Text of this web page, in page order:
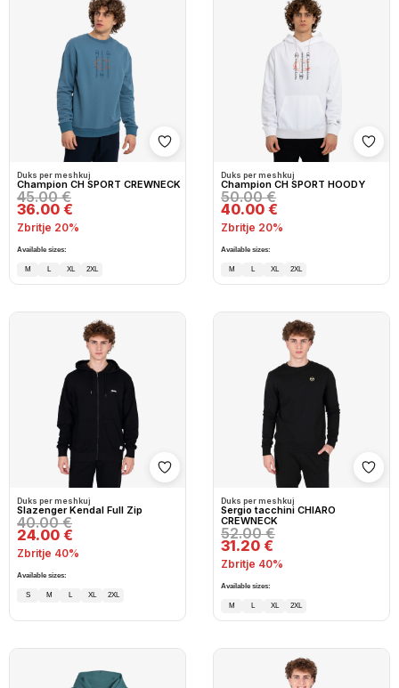
Shto në wishlist
Duks per meshkuj
Champion CH SPORT CREWNECK
45.00 €
36.00 €
Zbritje 20%
Available sizes:
M L XL 2XL
Duks per meshkuj
Champion CH SPORT HOODY
50.00 €
40.00 €
Zbritje 20%
Available sizes:
M L XL 2XL
Shto në wishlist
Duks per meshkuj
Slazenger Kendal Full Zip
40.00 €
24.00 €
Zbritje 40%
Available sizes:
S M L XL 2XL
Duks per meshkuj
Sergio tacchini CHIARO
CREWNECK
52.00 €
31.20 €
Zbritje 40%
Available sizes:
M L XL 2XL